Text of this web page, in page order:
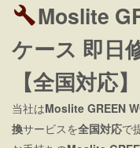
Moslite
ケース 即日
【全国対応】
当社はMoslite GREEN
換サービスを全国対応で